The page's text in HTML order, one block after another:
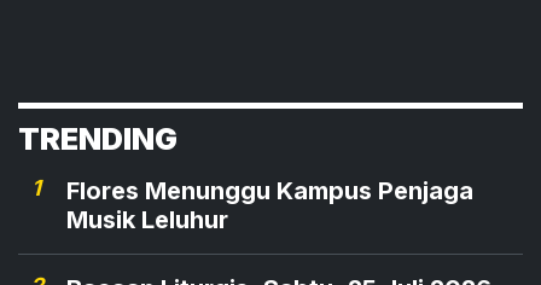
TRENDING
1
Flores Menunggu Kampus Penjaga
Musik Leluhur